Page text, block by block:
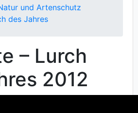
und Artenschutz
des Jahres
– Lurch
2012